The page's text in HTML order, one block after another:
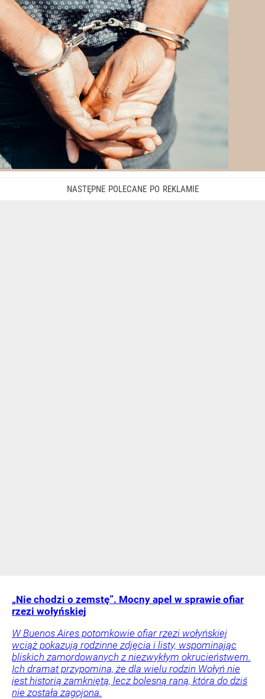
„Nie chodzi o zemstę”. Mocny apel w sprawie ofiar
rzezi wołyńskiej
W Buenos Aires potomkowie ofiar rzezi wołyńskiej
wciąż pokazują rodzinne zdjęcia i listy, wspominając
bliskich zamordowanych z niezwykłym okrucieństwem.
Ich dramat przypomina, że dla wielu rodzin Wołyń nie
jest historią zamkniętą, lecz bolesną raną, która do dziś
nie została zagojona.